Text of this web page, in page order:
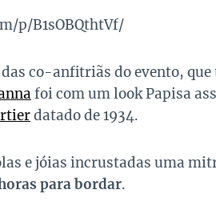
p/B1sOBQthtVf/
co-anfitriãs do evento, que
foi com um look Papisa
datado de 1934.
e jóias incrustadas uma
para bordar.